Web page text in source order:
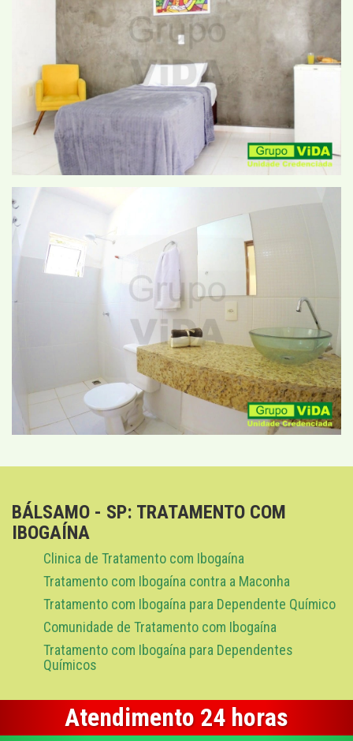
BÁLSAMO - SP: TRATAMENTO COM
IBOGAÍNA
Clinica de Tratamento com Ibogaína
Tratamento com Ibogaína contra a Maconha
Tratamento com Ibogaína para Dependente Químico
Comunidade de Tratamento com Ibogaína
Tratamento com Ibogaína para Dependentes
Químicos
Atendimento 24 horas